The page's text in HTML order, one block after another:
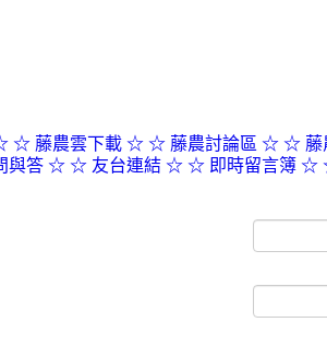
☆ 藤農雲下載 ☆☆ 藤農討論區 ☆☆ 藤
與答 ☆☆ 友台連結 ☆☆ 即時留言簿 ☆